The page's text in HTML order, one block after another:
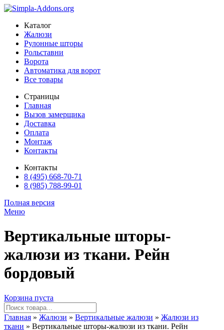
Каталог
Жалюзи
Рулонные шторы
Рольставни
Ворота
Автоматика для ворот
Все товары
Страницы
Главная
Вызов замерщика
Доставка
Оплата
Монтаж
Контакты
Контакты
8 (495) 668-70-71
8 (985) 788-99-01
Полная версия
Меню
Вертикальные шторы-
жалюзи из ткани. Рейн
бордовый
Корзина пуста
Главная » Жалюзи » Вертикальные жалюзи » Жалюзи из
ткани » Вертикальные шторы-жалюзи из ткани. Рейн